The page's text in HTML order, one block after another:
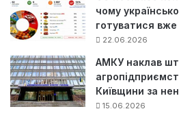
чому
готуватися вже
22.06.2026
АМКУ наклав
Київщини за
15.06.2026